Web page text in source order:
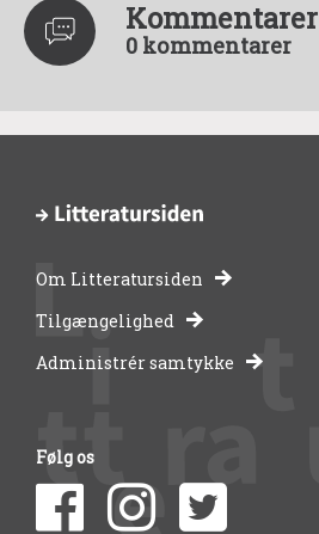
Kommentarer
0 kommentarer
-
bibliotekernes
side
om
Om Litteratursiden
Tilgængelighed
Administrér samtykke
Følg os